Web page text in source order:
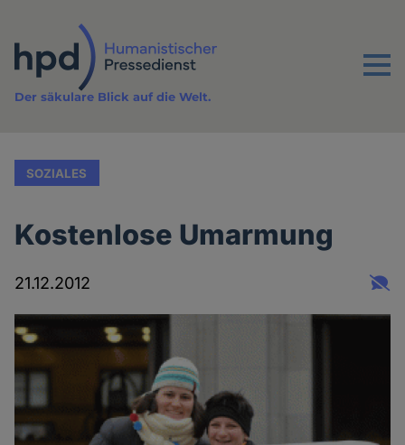
Inhalt
Menu
Der säkulare Blick auf die Welt.
SOZIALES
Kostenlose Umarmung
21.12.2012